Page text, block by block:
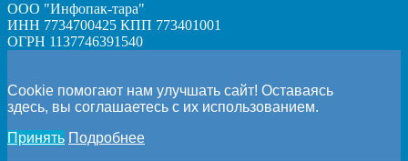
ООО "Инфопак-тара"
ИНН 7734700425 КПП 773401001
ОГРН 1137746391540
Cookie помогают нам улучшать сайт! Оставаясь
здесь, вы соглашаетесь с их использованием.
Принять Подробнее